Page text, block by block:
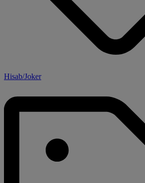
Hisab/Joker